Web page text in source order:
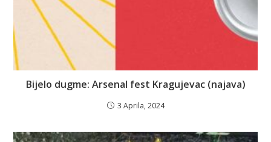
Bijelo dugme: Arsenal fest Kragujevac (najava)
3 Aprila, 2024